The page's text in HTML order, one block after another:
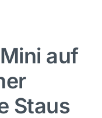
auf
Staus